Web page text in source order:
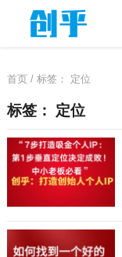
首页/ 标签： 定位
标签： 定位